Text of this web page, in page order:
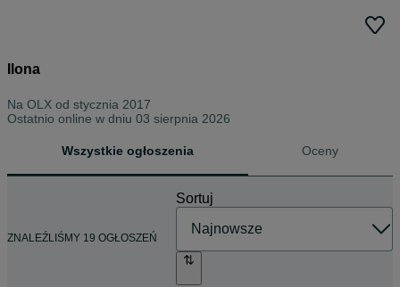
Ilona
Na OLX od stycznia 2017
Ostatnio online w dniu 03 sierpnia 2026
Wszystkie ogłoszenia Oceny
ZNALEŹLIŚMY 19 OGŁOSZEŃ
Sortuj